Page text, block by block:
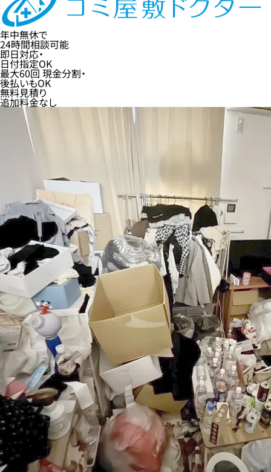
年中無休で
24時間相談可能
即日対応・
日付指定OK
最大60回 現金分割・
後払いもOK
無料見積り
追加料金なし